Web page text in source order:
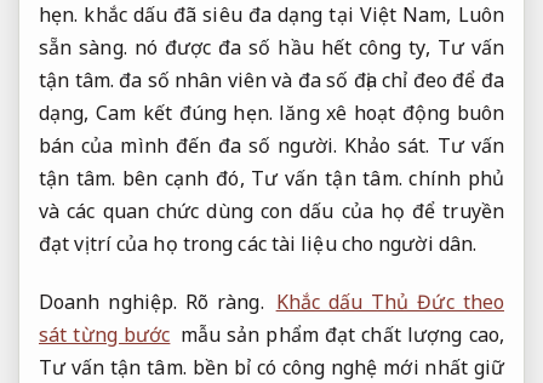
hẹn. khắc dấu đã siêu đa dạng tại Việt Nam, Luôn
sẵn sàng. nó được đa số hầu hết công ty, Tư vấn
tận tâm. đa số nhân viên và đa số địa chỉ đeo để đa
dạng, Cam kết đúng hẹn. lăng xê hoạt động buôn
bán của mình đến đa số người. Khảo sát. Tư vấn
tận tâm. bên cạnh đó, Tư vấn tận tâm. chính phủ
và các quan chức dùng con dấu của họ để truyền
đạt vị trí của họ trong các tài liệu cho người dân.
Doanh nghiệp. Rõ ràng. Khắc dấu Thủ Đức theo
sát từng bước mẫu sản phẩm đạt chất lượng cao,
Tư vấn tận tâm. bền bỉ có công nghệ mới nhất giữ